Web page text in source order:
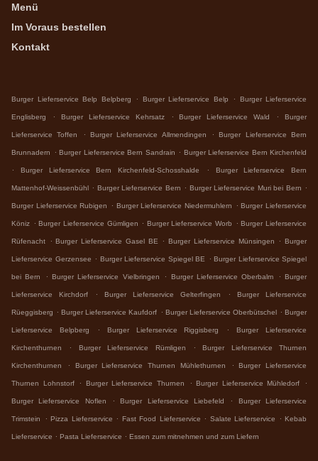
Menü
Im Voraus bestellen
Kontakt
Burger Lieferservice Belp Belpberg . Burger Lieferservice Belp . Burger Lieferservice
Englisberg . Burger Lieferservice Kehrsatz . Burger Lieferservice Wald . Burger
Lieferservice Toffen . Burger Lieferservice Allmendingen . Burger Lieferservice Bern
Brunnadern . Burger Lieferservice Bern Sandrain . Burger Lieferservice Bern Kirchenfeld
.
Burger Lieferservice Bern Kirchenfeld-Schosshalde . Burger Lieferservice Bern
Mattenhof-Weissenbühl . Burger Lieferservice Bern . Burger Lieferservice Muri bei Bern .
Burger Lieferservice Rubigen . Burger Lieferservice Niedermuhlern . Burger Lieferservice
Köniz . Burger Lieferservice Gümligen . Burger Lieferservice Worb . Burger Lieferservice
Rüfenacht . Burger Lieferservice Gasel BE . Burger Lieferservice Münsingen . Burger
Lieferservice Gerzensee . Burger Lieferservice Spiegel BE . Burger Lieferservice Spiegel
bei Bern . Burger Lieferservice Vielbringen . Burger Lieferservice Oberbalm . Burger
Lieferservice Kirchdorf . Burger Lieferservice Gelterfingen . Burger Lieferservice
Rüeggisberg . Burger Lieferservice Kaufdorf . Burger Lieferservice Oberbütschel . Burger
Lieferservice Belpberg . Burger Lieferservice Riggisberg . Burger Lieferservice
Kirchenthurnen . Burger Lieferservice Rümligen . Burger Lieferservice Thurnen
Kirchenthurnen . Burger Lieferservice Thurnen Mühlethurnen . Burger Lieferservice
Thurnen Lohnstorf . Burger Lieferservice Thurnen . Burger Lieferservice Mühledorf .
Burger Lieferservice Noflen . Burger Lieferservice Liebefeld . Burger Lieferservice
Trimstein . Pizza Lieferservice . Fast Food Lieferservice . Salate Lieferservice . Kebab
Lieferservice . Pasta Lieferservice . Essen zum mitnehmen und zum Liefern